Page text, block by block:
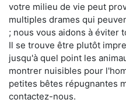
votre milieu de vie peut
multiples drames qui
; nous vous aidons à éviter
Il se trouve être plutôt
jusqu'à quel point les
montrer nuisibles pour
petites bêtes répugnantes
contactez-nous.